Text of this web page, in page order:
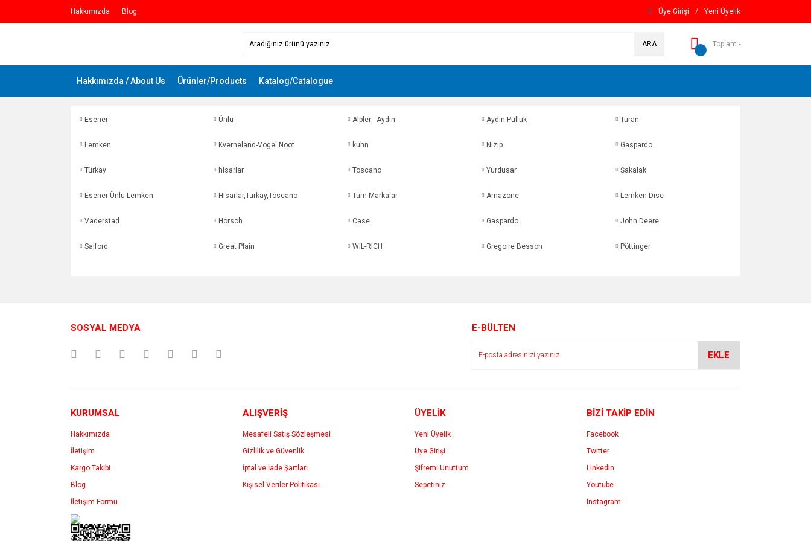
Hakkımızda Blog Üye Girişi / Yeni Üyelik
ARA Toplam -
Hakkımızda / About Us Ürünler/Products Katalog/Catalogue
Esener Ünlü Alpler - Aydın Aydın Pulluk Turan
Lemken Kverneland-Vogel Noot kuhn Nizip Gaspardo
Türkay hisarlar Toscano Yurdusar Şakalak
Esener-Ünlü-Lemken Hisarlar,Türkay,Toscano Tüm Markalar Amazone Lemken Disc
Vaderstad Horsch Case Gaspardo John Deere
Salford Great Plain WIL-RICH Gregoire Besson Pöttinger
SOSYAL MEDYA E-BÜLTEN
EKLE
KURUMSAL
Hakkımızda
İletişim
Kargo Takibi
Blog
İletişim Formu
ALIŞVERİŞ
Mesafeli Satış Sözleşmesi
Gizlilik ve Güvenlik
İptal ve İade Şartları
Kişisel Veriler Politikası
ÜYELİK
Yeni Üyelik
Üye Girişi
Şifremi Unuttum
Sepetiniz
BİZİ TAKİP EDİN
Facebook
Twitter
Linkedin
Youtube
Instagram